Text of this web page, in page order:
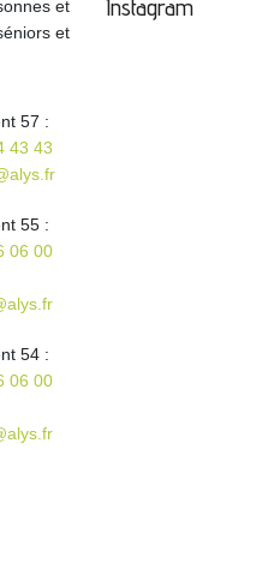
et
et
57 :
43 43
55 :
06 00
54 :
06 00
Instagram